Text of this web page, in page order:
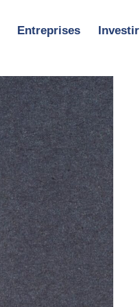
Entreprises Investir